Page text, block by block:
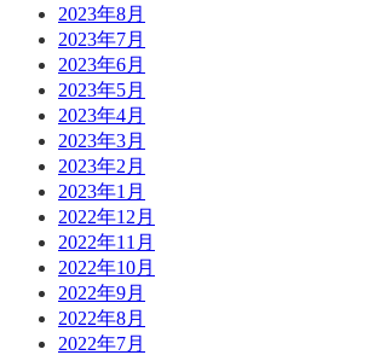
2023年8月
2023年7月
2023年6月
2023年5月
2023年4月
2023年3月
2023年2月
2023年1月
2022年12月
2022年11月
2022年10月
2022年9月
2022年8月
2022年7月